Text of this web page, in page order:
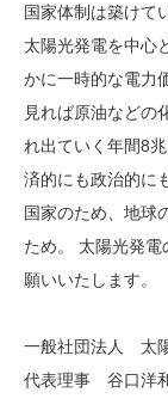
国家体制は築けて
太陽光発電を中心
かに一時的な電力
見れば原油などの
れ出ていく年間8
済的にも政治的に
国家のため、地球
ため。 太陽光発
願いいたします。
一般社団法人 太
代表理事 谷口洋